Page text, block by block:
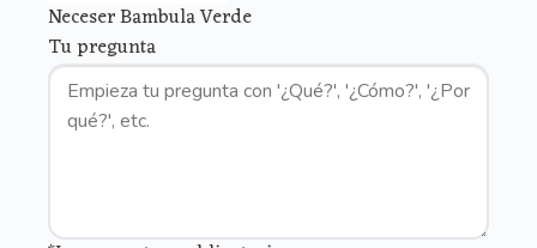
Neceser Bambula Verde
Tu pregunta